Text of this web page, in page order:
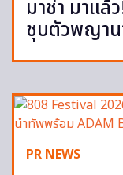
มาช่า มาแล้
ชุบตัวพญาน
PR NEWS